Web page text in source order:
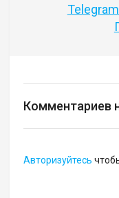
Комментариев
Авторизуйтесь